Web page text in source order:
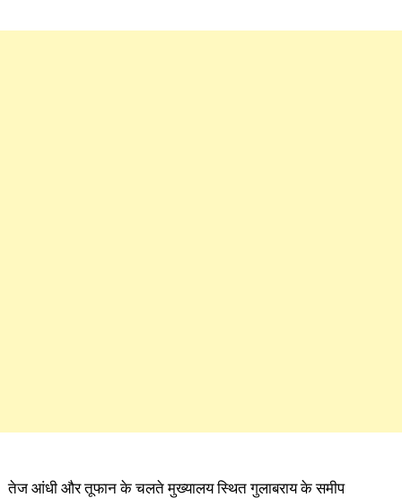
तेज आंधी और तूफान के चलते मुख्यालय स्थित गुलाबराय के समीप